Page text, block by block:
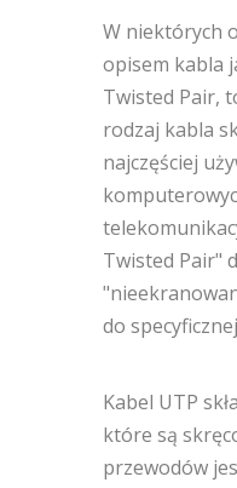
W niektórych
opisem kabla
Twisted Pair,
rodzaj kabla
najczęściej
Twisted Pair"
do
Kabel UTP
które są
przewodów